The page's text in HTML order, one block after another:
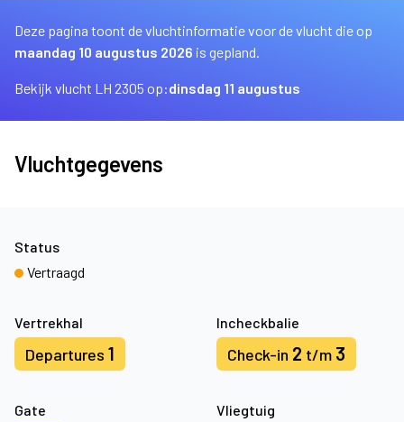
Deze pagina toont de vluchtinformatie voor de vlucht die op
maandag 10 augustus 2026 is gepland.
Bekijk vlucht LH 2305 op:dinsdag 11 augustus
Vluchtgegevens
Vertrekhal
Departures 1
Incheckbalie
Check-in 2 t/m 3
Gate
Vliegtuig
Status
Vertraagd